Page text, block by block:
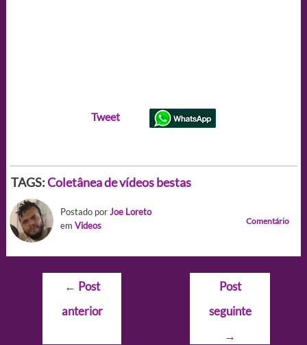
Tweet
TAGS:Coletânea de vídeos bestas
Postado porJoe Loreto
em Videos Comentário
Navegação
Post
← Post
anterior
Post
seguinte
→